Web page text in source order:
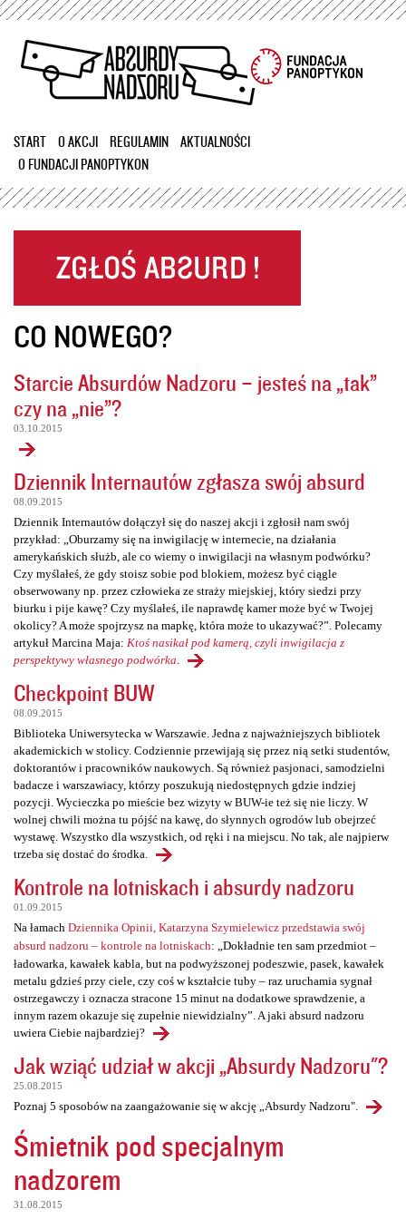
Przejdź
treści
START O AKCJI REGULAMIN
AKTUALNOŚCI
O FUNDACJI PANOPTYKON
CO NOWEGO?
Starcie Absurdów Nadzoru – jesteś na „tak”
czy na „nie”?
03.10.2015
Dziennik Internautów zgłasza swój absurd
08.09.2015
Dziennik Internautów dołączył się do naszej akcji i zgłosił nam swój
przykład: „Oburzamy się na inwigilację w internecie, na działania
amerykańskich służb, ale co wiemy o inwigilacji na własnym podwórku?
Czy myślałeś, że gdy stoisz sobie pod blokiem, możesz być ciągle
obserwowany np. przez człowieka ze straży miejskiej, który siedzi przy
biurku i pije kawę? Czy myślałeś, ile naprawdę kamer może być w Twojej
okolicy? A może spojrzysz na mapkę, która może to ukazywać?”. Polecamy
artykuł Marcina Maja: Ktoś nasikał pod kamerą, czyli inwigilacja z
perspektywy własnego podwórka
Checkpoint BUW
08.09.2015
Biblioteka Uniwersytecka w Warszawie. Jedna z najważniejszych bibliotek
akademickich w stolicy. Codziennie przewijają się przez nią setki studentów,
doktorantów i pracowników naukowych. Są również pasjonaci, samodzielni
badacze i warszawiacy, którzy poszukują niedostępnych gdzie indziej
pozycji. Wycieczka po mieście bez wizyty w BUW-ie też się nie liczy. W
wolnej chwili można tu pójść na kawę, do słynnych ogrodów lub obejrzeć
wystawę. Wszystko dla wszystkich, od ręki i na miejscu. No tak, ale najpierw
trzeba się dostać do środka.
Kontrole na lotniskach i absurdy nadzoru
01.09.2015
Na łamach Dziennika Opinii, Katarzyna Szymielewicz przedstawia swój
absurd nadzoru – kontrole na lotniskach: „Dokładnie ten sam przedmiot –
ładowarka, kawałek kabla, but na podwyższonej podeszwie, pasek, kawałek
metalu gdzieś przy ciele, czy coś w kształcie tuby – raz uruchamia sygnał
ostrzegawczy i oznacza stracone 15 minut na dodatkowe sprawdzenie, a
innym razem okazuje się zupełnie niewidzialny”. A jaki absurd nadzoru
uwiera Ciebie najbardziej?
Jak wziąć udział w akcji „Absurdy Nadzoru"?
25.08.2015
Poznaj 5 sposobów na zaangażowanie się w akcję „Absurdy Nadzoru".
Śmietnik pod specjalnym
nadzorem
31.08.2015